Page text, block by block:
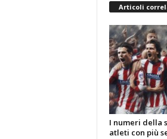
Articoli
I numeri della
atleti con più